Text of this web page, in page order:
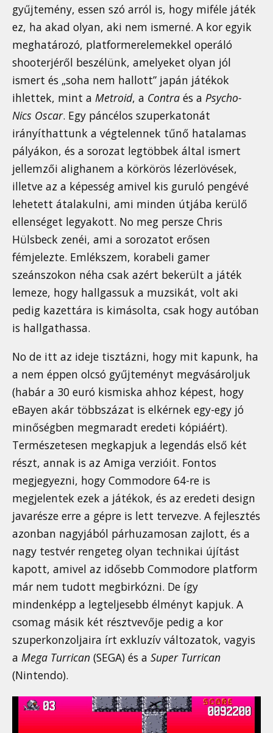
gyűjtemény, essen szó arról is, hogy miféle játék
ez, ha akad olyan, aki nem ismerné. A kor egyik
meghatározó, platformerelemekkel operáló
shooterjéről beszélünk, amelyeket olyan jól
ismert és „soha nem hallott” japán játékok
ihlettek, mint a Metroid, a Contra és a Psycho-
Nics Oscar. Egy páncélos szuperkatonát
irányíthattunk a végtelennek tűnő hatalamas
pályákon, és a sorozat legtöbbek által ismert
jellemzői alighanem a körkörös lézerlövések,
illetve az a képesség amivel kis guruló pengévé
lehetett átalakulni, ami minden útjába kerülő
ellenséget legyakott. No meg persze Chris
Hülsbeck zenéi, ami a sorozatot erősen
fémjelezte. Emlékszem, korabeli gamer
szeánszokon néha csak azért bekerült a játék
lemeze, hogy hallgassuk a muzsikát, volt aki
pedig kazettára is kimásolta, csak hogy autóban
is hallgathassa.
No de itt az ideje tisztázni, hogy mit kapunk, ha
a nem éppen olcsó gyűjteményt megvásároljuk
(habár a 30 euró kismiska ahhoz képest, hogy
eBayen akár többszázat is elkérnek egy-egy jó
minőségben megmaradt eredeti kópiáért).
Természetesen megkapjuk a legendás első két
részt, annak is az Amiga verzióit. Fontos
megjegyezni, hogy Commodore 64-re is
megjelentek ezek a játékok, és az eredeti design
javarésze erre a gépre is lett tervezve. A fejlesztés
azonban nagyjából párhuzamosan zajlott, és a
nagy testvér rengeteg olyan technikai újítást
kapott, amivel az idősebb Commodore platform
már nem tudott megbirkózni. De így
mindenképp a legteljesebb élményt kapjuk. A
csomag másik két résztvevője pedig a kor
szuperkonzoljaira írt exkluzív változatok, vagyis
a Mega Turrican (SEGA) és a Super Turrican
(Nintendo).